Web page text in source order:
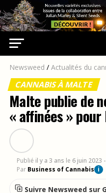
Newsweed / Actualités du
CANNABIS À MALTE
Malte publie de
« affinées » pour
Publié il y a 3 ans le 6 juin 2023
Par Business of Cannabis i
Suivre Newsweed sur